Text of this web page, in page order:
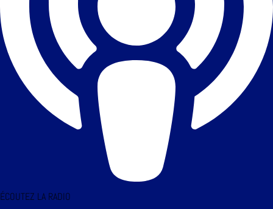
ÉCOUTEZ LA RADIO